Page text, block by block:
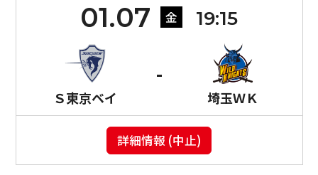
01.07 金 19:15
Ｓ東京ベイ 埼玉ＷＫ
詳細情報 (中止)